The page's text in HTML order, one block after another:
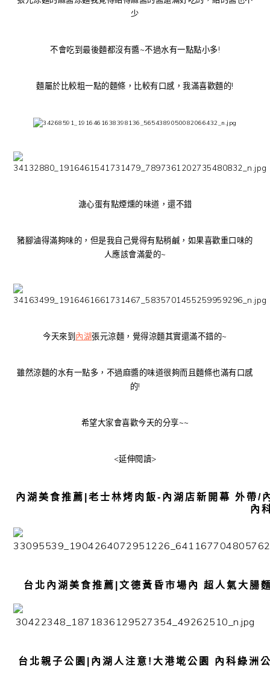
少
不會吃到最後麵都沒有醬~不過水有一點點小多!
麵屬於比較粗一點的麵條，比較有口感，我滿喜歡麵的!
溏心蛋有點煙燻的味道，還不錯
豬腳滷得滿夠味的，但是我自己覺得有點稍鹹，如果喜歡重口味的
人應該會滿愛的~
今天來到 內湖張元涼麵，覺得涼麵其實還滿不錯的~
雖然涼麵的水有一點多，不過麻醬的味道很夠而且麵條也滿有口感
的!
希望大家會喜歡今天的分享~~
<延伸閱讀>
內湖美食推薦|老士林烤肉飯-內湖店新開幕 外帶/
內
台北內湖美食推薦|文德黃昏市場內 超人氣大腸
台北親子公園|內湖人注意!大港墘公園 內科綠